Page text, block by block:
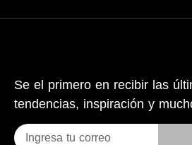
Se el primero en recibir las
tendencias, inspiración y